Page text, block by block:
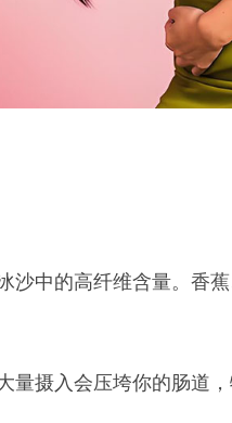
沙中的高纤维含量。香
量摄入会压垮你的肠道